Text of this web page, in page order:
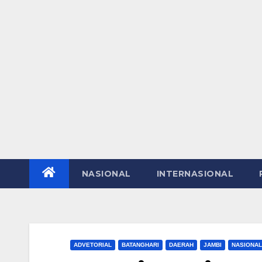
NASIONAL INTERNASIONAL
ADVETORIAL BATANGHARI DAERAH JAMBI NASIONAL